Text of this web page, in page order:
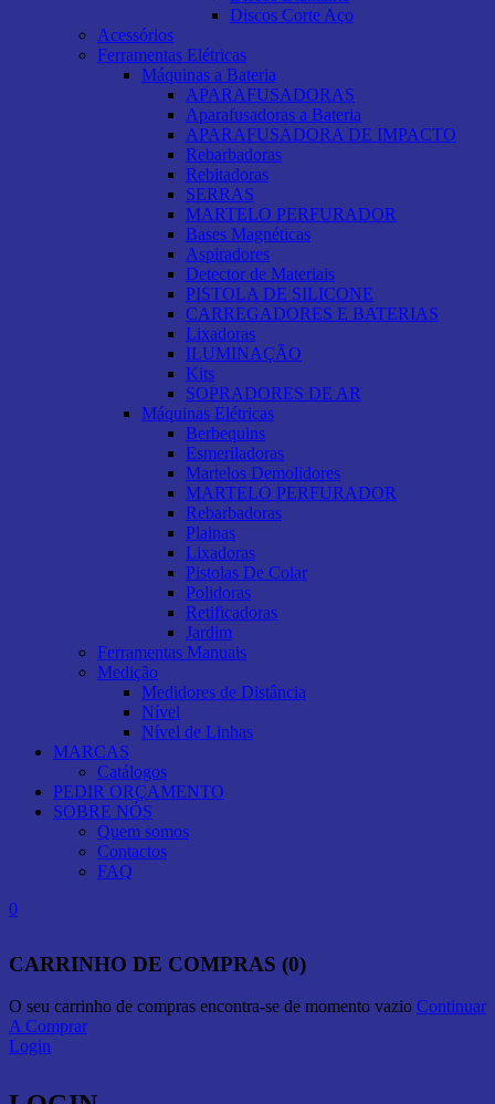
Discos Corte Aço
Acessórios
Ferramentas Elétricas
Máquinas a Bateria
APARAFUSADORAS
Aparafusadoras a Bateria
APARAFUSADORA DE IMPACTO
Rebarbadoras
Rebitadoras
SERRAS
MARTELO PERFURADOR
Bases Magnéticas
Aspiradores
Detector de Materiais
PISTOLA DE SILICONE
CARREGADORES E BATERIAS
Lixadoras
ILUMINAÇÃO
Kits
SOPRADORES DE AR
Máquinas Elétricas
Berbequins
Esmeriladoras
Martelos Demolidores
MARTELO PERFURADOR
Rebarbadoras
Plainas
Lixadoras
Pistolas De Colar
Polidoras
Retificadoras
Jardim
Ferramentas Manuais
Medição
Medidores de Distância
Nível
Nível de Linhas
MARCAS
Catálogos
PEDIR ORÇAMENTO
SOBRE NÓS
Quem somos
Contactos
FAQ
0
CARRINHO DE COMPRAS (0)
O seu carrinho de compras encontra-se de momento vazio Continuar
A Comprar
Login